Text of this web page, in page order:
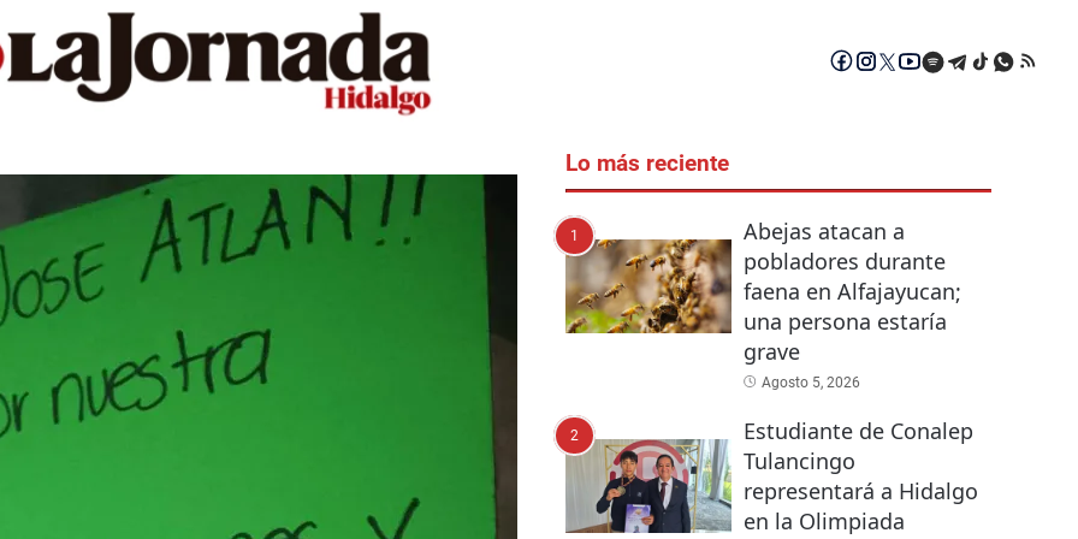
Lo más reciente
1
Abejas atacan a
pobladores durante
faena en Alfajayucan;
una persona estaría
grave
Agosto 5, 2026
2
Estudiante de Conalep
Tulancingo
representará a Hidalgo
en la Olimpiada